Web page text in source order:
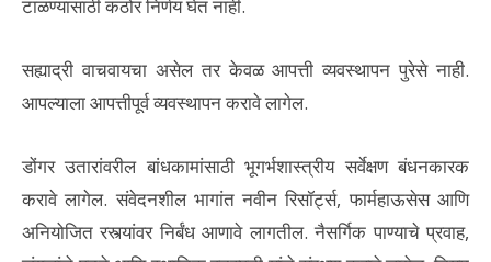
टाळण्यासाठी कठोर निर्णय घेत नाही.
सह्याद्री वाचवायचा असेल तर केवळ आपत्ती व्यवस्थापन पुरेसे नाही.
आपल्याला आपत्तीपूर्व व्यवस्थापन करावे लागेल.
डोंगर उतारांवरील बांधकामांसाठी भूगर्भशास्त्रीय सर्वेक्षण बंधनकारक
करावे लागेल. संवेदनशील भागांत नवीन रिसॉर्ट्स, फार्महाऊसेस आणि
अनियोजित रस्त्यांवर निर्बंध आणावे लागतील. नैसर्गिक पाण्याचे प्रवाह,